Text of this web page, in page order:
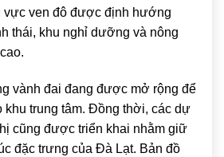
vực ven đô được định hướng
thái, khu nghỉ dưỡng và nông
vành đai đang được mở rộng để
khu trung tâm. Đồng thời, các dự
cũng được triển khai nhằm giữ
đặc trưng của Đà Lạt. Bản đồ